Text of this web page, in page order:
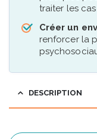
traiter les
Créer un
renforcer la
DESCRIPTION